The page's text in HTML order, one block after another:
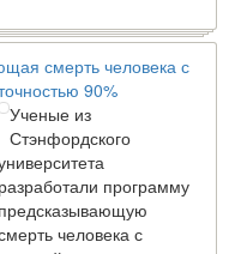
смерть человека с
90%
Ученые из
Стэнфордского
университета
программу
предсказывающую
смерть человека с
точностью.